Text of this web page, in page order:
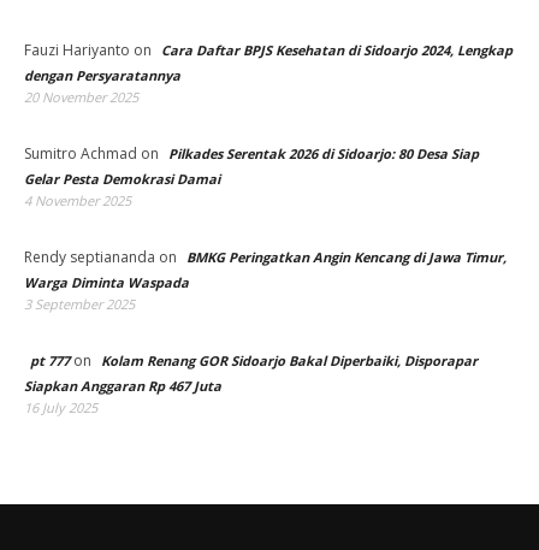
Fauzi Hariyanto on
Cara Daftar BPJS Kesehatan di Sidoarjo 2024, Lengkap
dengan Persyaratannya
20 November 2025
Sumitro Achmad on
Pilkades Serentak 2026 di Sidoarjo: 80 Desa Siap
Gelar Pesta Demokrasi Damai
4 November 2025
Rendy septiananda on
BMKG Peringatkan Angin Kencang di Jawa Timur,
Warga Diminta Waspada
3 September 2025
pt 777on
Kolam Renang GOR Sidoarjo Bakal Diperbaiki, Disporapar
Siapkan Anggaran Rp 467 Juta
16 July 2025